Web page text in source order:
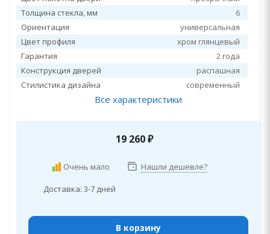
Толщина стекла, мм
6
Ориентация
универсальная
Цвет профиля
хром глянцевый
Гарантия
2 года
Конструкция дверей
распашная
Стилистика дизайна
современный
Все характеристики
19 260₽
Очень мало Нашли дешевле?
Доставка: 3-7 дней
В корзину